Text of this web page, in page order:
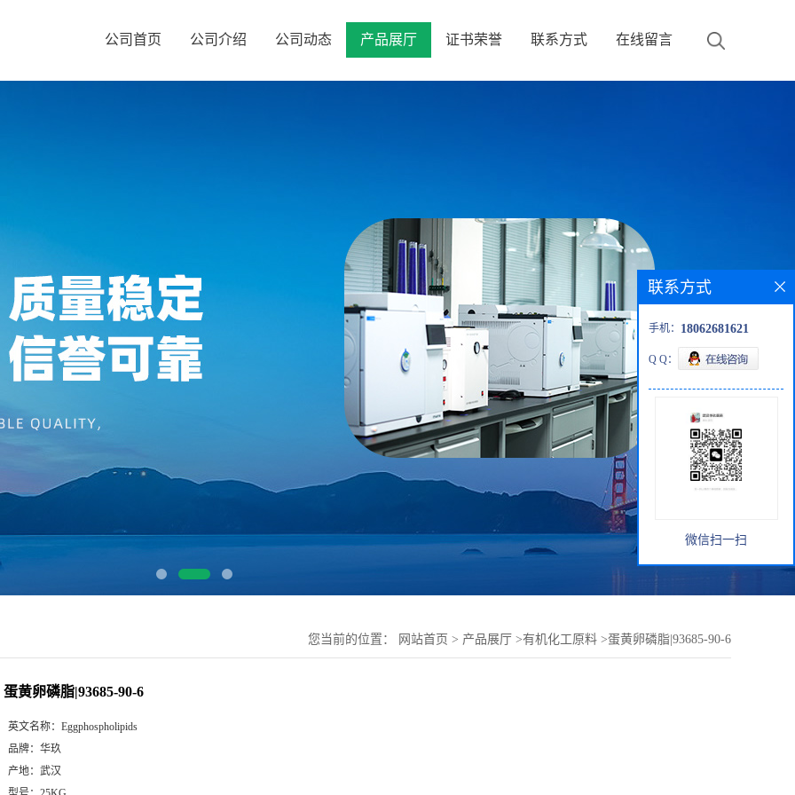
公司首页 公司介绍 公司动态 产品展厅 证书荣誉 联系方式 在线留言
您当前的位置： 网站首页 > 产品展厅 >有机化工原料 >蛋黄卵磷脂|93685-90-6
蛋黄卵磷脂|93685-90-6
英文名称： Eggphospholipids
品牌： 华玖
产地： 武汉
联系方式
手机： 18062681621
Q Q：
微信扫一扫